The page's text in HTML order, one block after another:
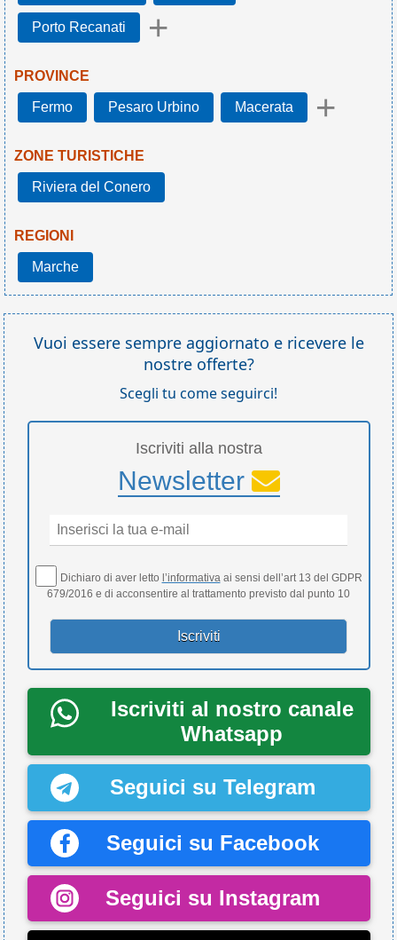
Porto Recanati +
PROVINCE
Fermo Pesaro Urbino Macerata +
ZONE TURISTICHE
Riviera del Conero
REGIONI
Marche
Vuoi essere sempre aggiornato e ricevere le
nostre offerte?
Scegli tu come seguirci!
Iscriviti alla nostra
Newsletter
Dichiaro di aver letto l’informativaai sensi dell’art 13 del GDPR
679/2016 e di acconsentire al trattamento previsto dal punto 10
Iscriviti al nostro canale
Whatsapp
Seguici su Telegram
Seguici su Facebook
Seguici su Instagram